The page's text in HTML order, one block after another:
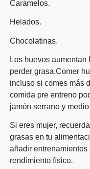
Caramelos.
Helados.
Chocolatinas.
Los huevos
perder grasa.Comer
incluso si comes más
comida pre entreno
jamón serrano y
Si eres mujer,
grasas en tu
añadir entrenamientos
rendimiento físico.